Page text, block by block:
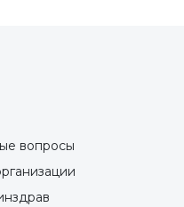
вопросы